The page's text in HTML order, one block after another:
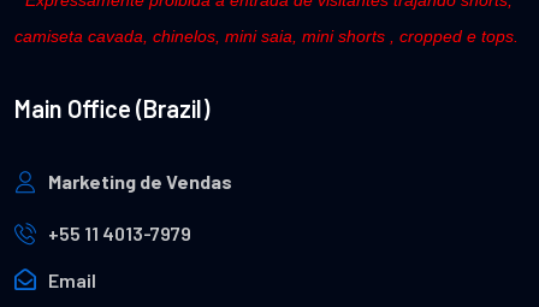
camiseta cavada, chinelos, mini saia, mini shorts , cropped e tops.
Main Office (Brazil)
Marketing de Vendas
+55 11 4013-7979
Email